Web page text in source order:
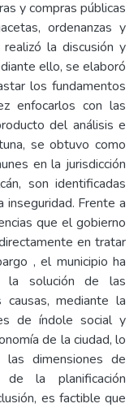
y compras públicas
ordenanzas y
realizó la discusión y
ello, se elaboró
los fundamentos
enfocarlos con las
del análisis e
se obtuvo como
en la jurisdicción
son identificadas
inseguridad. Frente a
que el gobierno
en tratar
, el municipio ha
la solución de las
mediante la
de índole social y
de la ciudad, lo
las dimensiones de
la planificación
es factible que